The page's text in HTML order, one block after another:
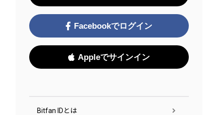
Facebookでログイン
Appleでサインイン
Bitfan IDとは